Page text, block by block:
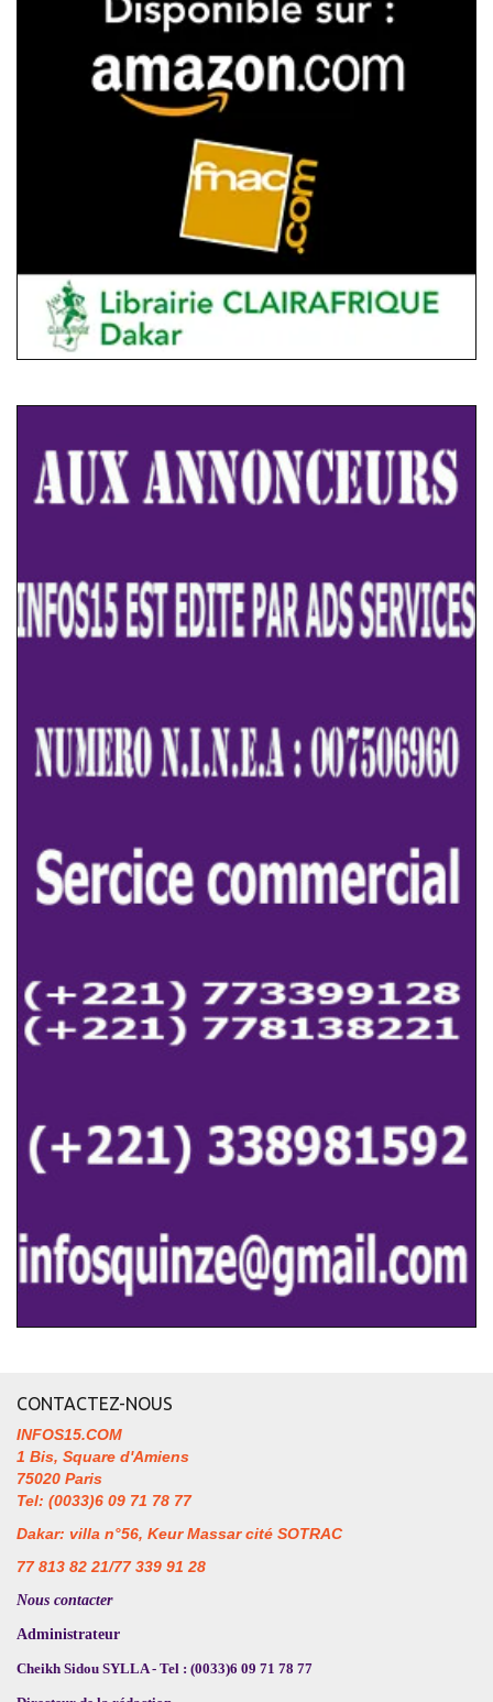
CONTACTEZ-NOUS
INFOS15.COM
1 Bis, Square d'Amiens
75020 Paris
Tel: (0033)6 09 71 78 77
Dakar: villa n°56, Keur Massar cité SOTRAC
77 813 82 21/77 339 91 28
Nous contacter
Administrateur
Cheikh Sidou SYLLA - Tel : (0033)6 09 71 78 77